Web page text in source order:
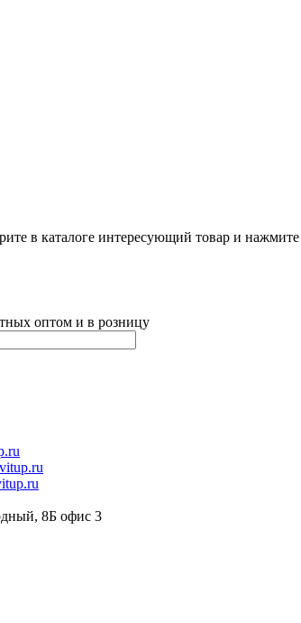
в каталоге интересующий товар и
оптом и в розницу
8Б офис 3